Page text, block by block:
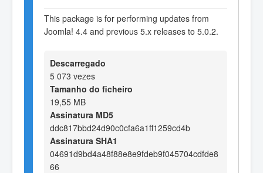
This package is for performing updates from
Joomla! 4.4 and previous 5.x releases to 5.0.2.
Descarregado
5 073 vezes
Tamanho do ficheiro
19,55 MB
Assinatura MD5
ddc817bbd24d90c0cfa6a1ff1259cd4b
Assinatura SHA1
04691d9bd4a48f88e8e9fdeb9f045704cdfde8
66